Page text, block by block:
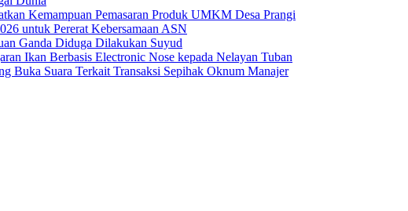
Kemampuan Pemasaran Produk UMKM Desa Prangi
untuk Pererat Kebersamaan ASN
Ganda Diduga Dilakukan Suyud
Ikan Berbasis Electronic Nose kepada Nelayan Tuban
Buka Suara Terkait Transaksi Sepihak Oknum Manajer